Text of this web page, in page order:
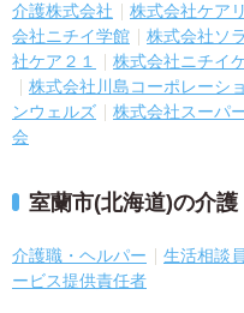
介護株式会社
株式会社ケア
会社ニチイ学館
株式会社ソ
社ケア２１
株式会社ニチイ
株式会社川島コーポレーシ
ンウェルズ
株式会社スーパ
会
室蘭市(北海道)の介
介護職・ヘルパー 生活相談員
ービス提供責任者